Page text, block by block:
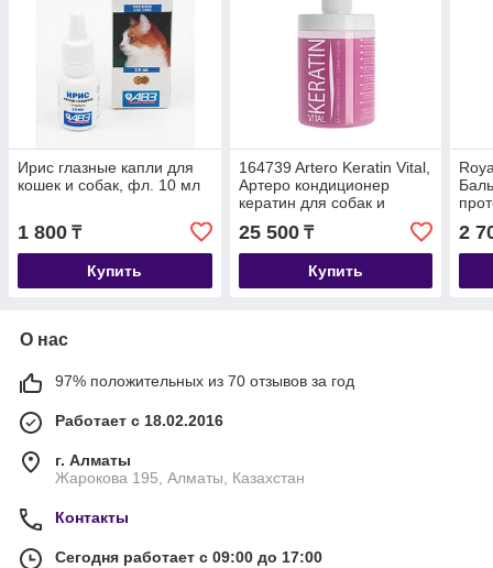
Ирис глазные капли для
кошек и собак, фл. 10 мл
1 800 ₸
Купить
164739 Artero Keratin Vital,
Артеро кондиционер
кератин для собак и
кошек, 650мл
25 500₸
Купить
2
О нас
97% положительных из 70 отзывов за год
Работает с 18.02.2016
г. Алматы
Жарокова 195, Алматы, Казахстан
Контакты
Сегодня работает с 09:00 до 17:00